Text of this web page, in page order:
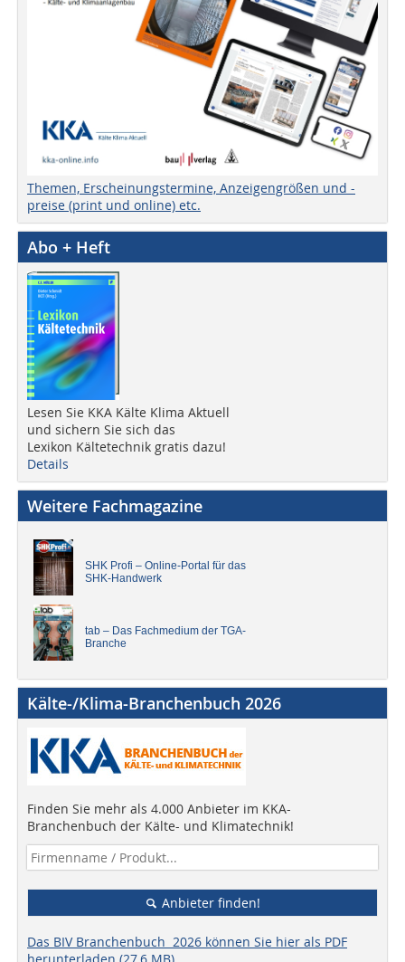
Themen, Erscheinungstermine, Anzeigengrößen und -
preise (print und online) etc.
Abo + Heft
Lesen Sie KKA Kälte Klima Aktuell
und sichern Sie sich das
Lexikon Kältetechnik gratis dazu!
Details
Weitere Fachmagazine
SHK Profi – Online-Portal für das
SHK-Handwerk
tab – Das Fachmedium der TGA-
Branche
Kälte-/Klima-Branchenbuch 2026
Finden Sie mehr als 4.000 Anbieter im KKA-
Branchenbuch der Kälte- und Klimatechnik!
Anbieter finden!
Das BIV Branchenbuch 2026 können Sie hier als PDF